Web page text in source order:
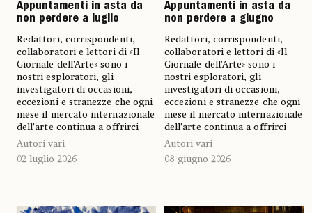
Appuntamenti in asta da
non perdere a luglio
Redattori, corrispondenti,
collaboratori e lettori di «Il
Giornale dell’Arte» sono i
nostri esploratori, gli
investigatori di occasioni,
eccezioni e stranezze che ogni
mese il mercato internazionale
dell’arte continua a offrirci
Autori vari
02 luglio 2026
Appuntamenti in asta da
non perdere a giugno
Redattori, corrispondenti,
collaboratori e lettori di «Il
Giornale dell’Arte» sono i
nostri esploratori, gli
investigatori di occasioni,
eccezioni e stranezze che ogni
mese il mercato internazionale
dell’arte continua a offrirci
Autori vari
08 giugno 2026